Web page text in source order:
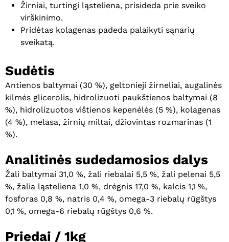
Žirniai, turtingi ląsteliena, prisideda prie sveiko
virškinimo.
Pridėtas kolagenas padeda palaikyti sąnarių
sveikatą.
Sudėtis
Antienos baltymai (30 %), geltonieji žirneliai, augalinės
kilmės glicerolis, hidrolizuoti paukštienos baltymai (8
%), hidrolizuotos vištienos kepenėlės (5 %), kolagenas
(4 %), melasa, žirnių miltai, džiovintas rozmarinas (1
%).
Analitinės sudedamosios dalys
Žali baltymai 31,0 %, žali riebalai 5,5 %, žali pelenai 5,5
%, žalia ląsteliena 1,0 %, drėgnis 17,0 %, kalcis 1,1 %,
fosforas 0,8 %, natris 0,4 %, omega-3 riebalų rūgštys
0,1 %, omega-6 riebalų rūgštys 0,6 %.
Priedai / 1kg